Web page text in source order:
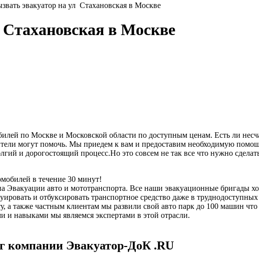
эвакуатор на ул Стахановская в Москве
в Москве
по Москве и Московской области по доступным ценам. Есть ли
могут помочь. Мы приедем к вам и предоставим необходимую
и дорогостоящий процесс.Но это совсем не так все что нужно
в течение 30 минут!
авто и мототранспорта. Все наши эвакуационные бригады
и отбуксировать транспортное средство даже в
а также частным клиентам мы развили свой авто парк до 100 машин
навыками мы являемся экспертами в этой отрасли.
компании Эвакуатор-ДоК .RU